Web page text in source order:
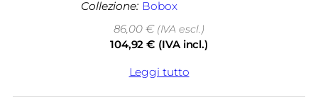
Collezione: Bobox
86,00 €(IVA escl.)
104,92€ (IVA incl.)
Leggi tutto